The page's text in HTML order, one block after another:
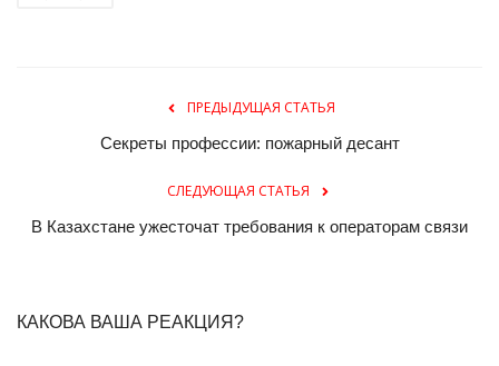
ПРЕДЫДУЩАЯ СТАТЬЯ
Секреты профессии: пожарный десант
СЛЕДУЮЩАЯ СТАТЬЯ
В Казахстане ужесточат требования к операторам связи
КАКОВА ВАША РЕАКЦИЯ?